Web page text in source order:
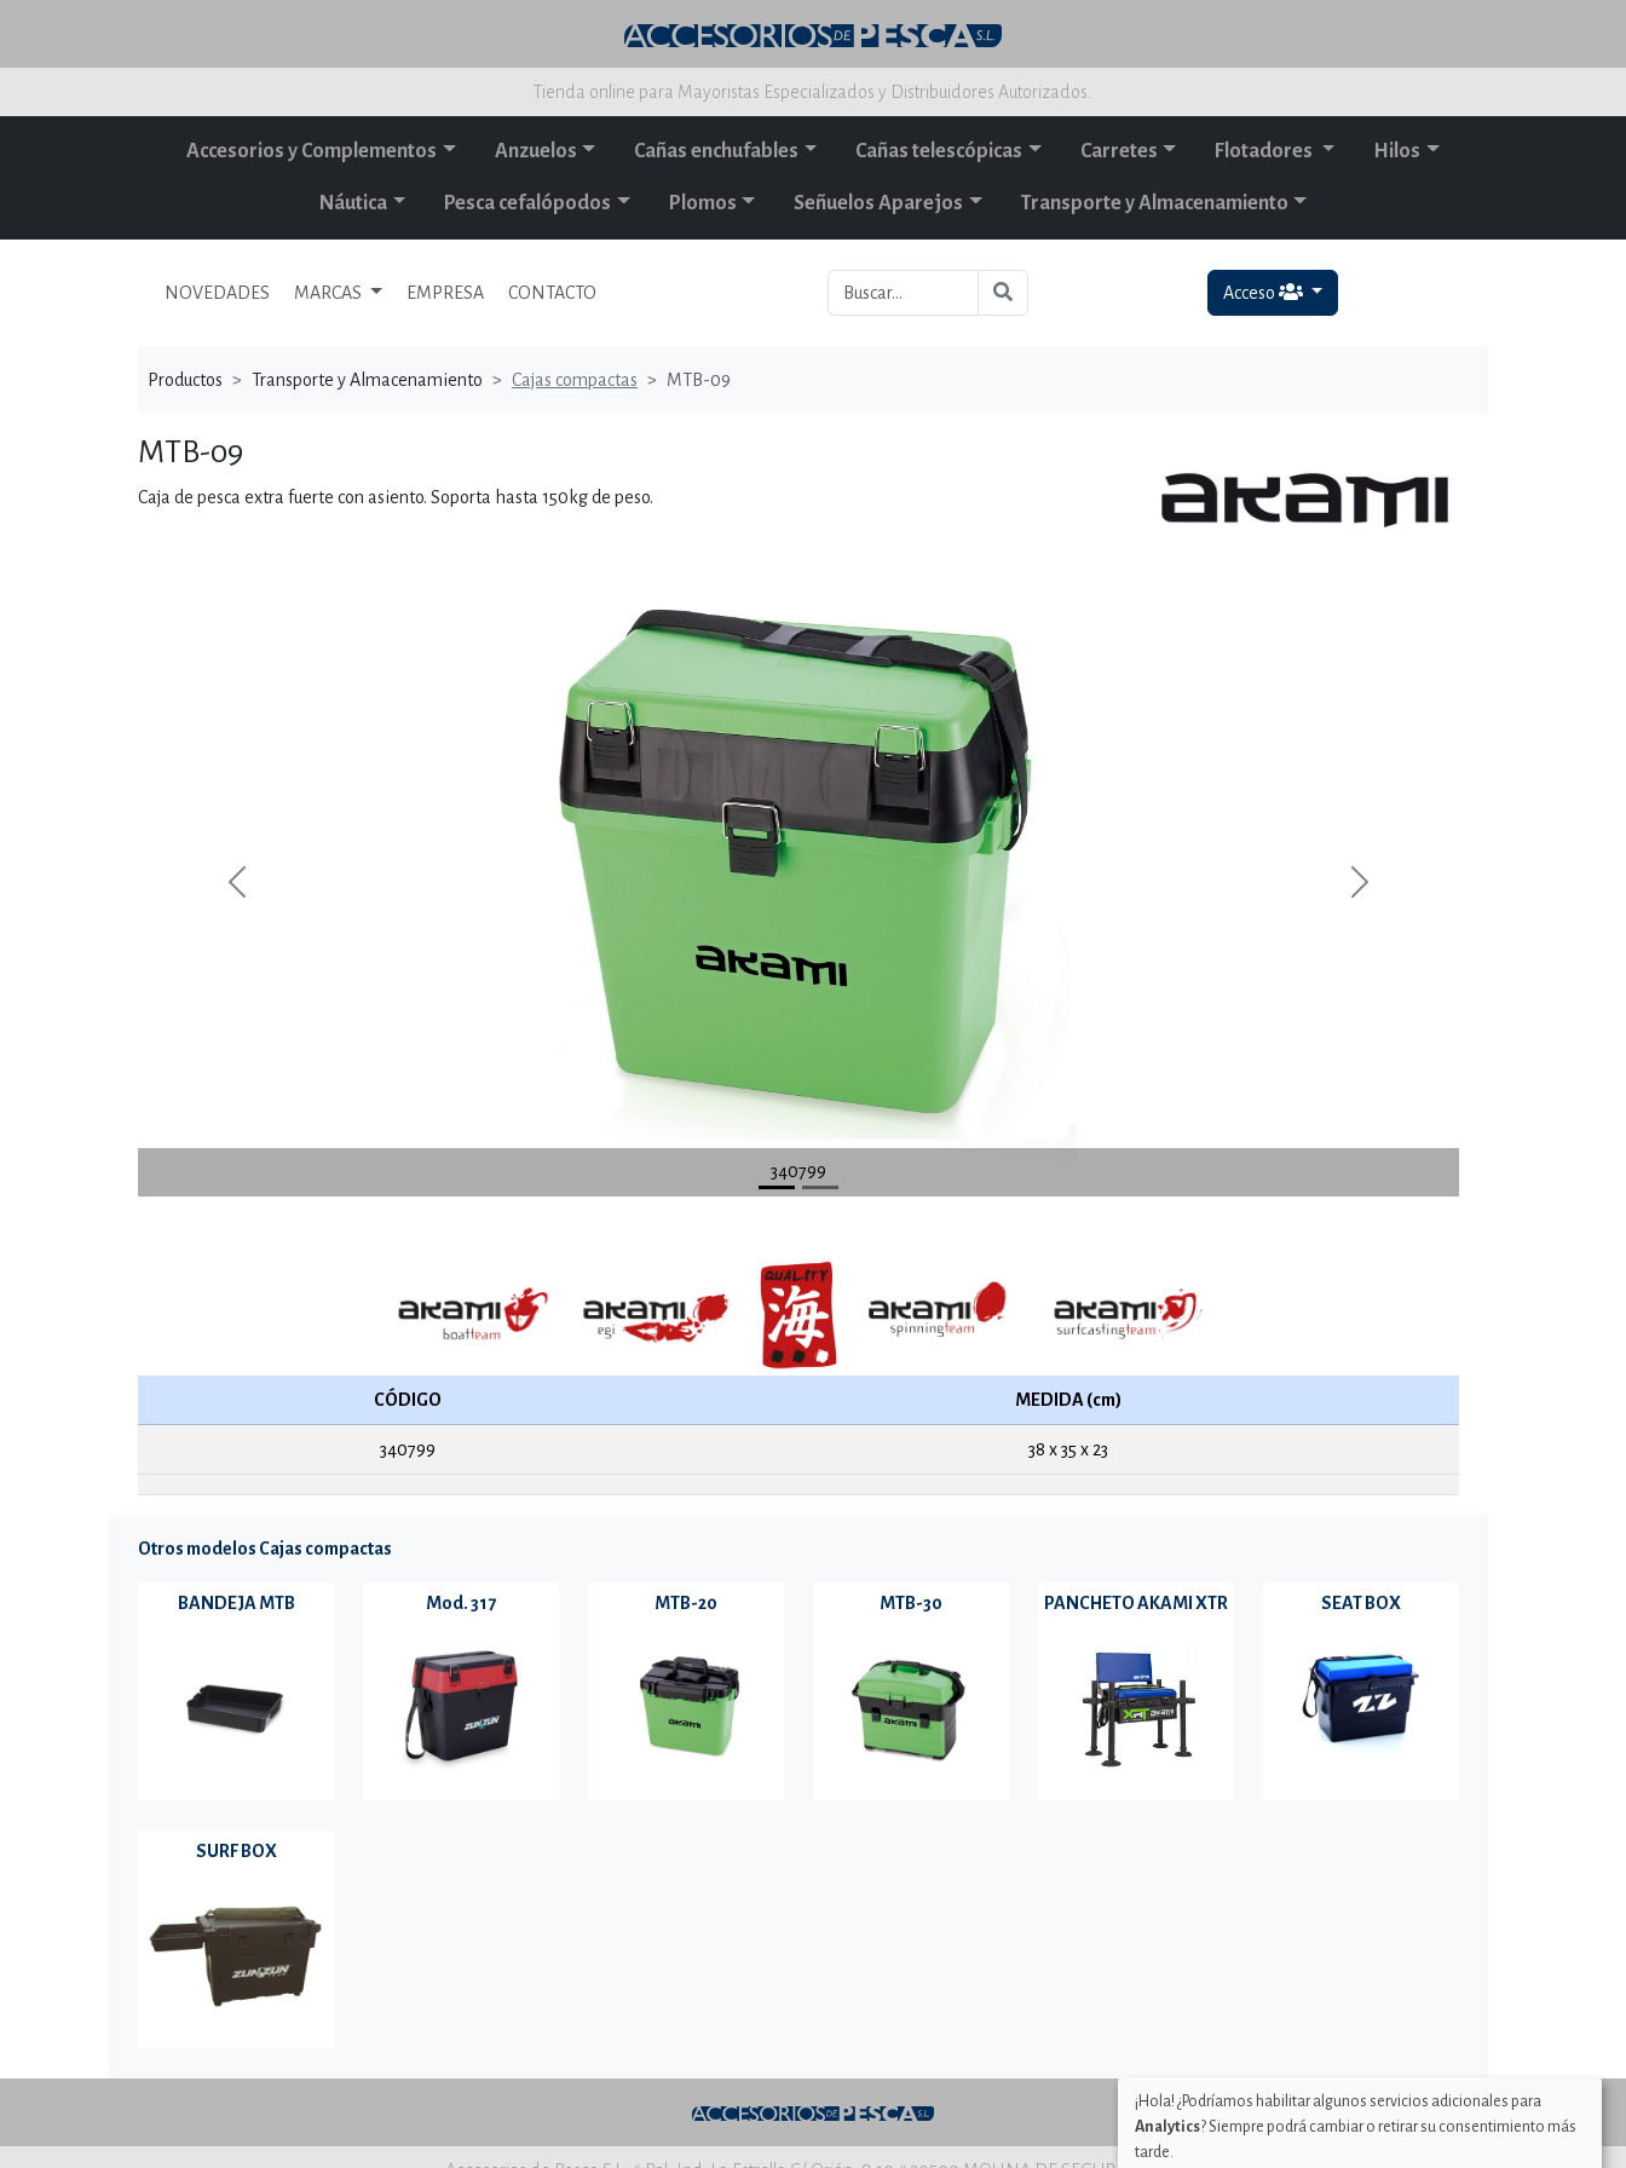
Tienda online para Mayoristas Especializados y Distribuidores Autorizados.
Accesorios y Complementos Anzuelos Cañas enchufables Cañas telescópicas Carretes Flotadores Hilos
Náutica Pesca cefalópodos Plomos Señuelos Aparejos Transporte y Almacenamiento
NOVEDADES MARCAS EMPRESA CONTACTO Acceso
Productos Transporte y Almacenamiento Cajas compactas MTB-09
MTB-09
Caja de pesca extra fuerte con asiento. Soporta hasta 150kg de peso.
340799
Previous Next
CÓDIGO MEDIDA (cm)
340799 38 x 35 x 23
Otros modelos Cajas compactas
BANDEJA MTB Mod. 317 MTB-20 MTB-30 PANCHETO AKAMI XTR SEAT BOX
SURF BOX
¡Hola! ¿Podríamos habilitar algunos servicios adicionales para
Analytics? Siempre podrá cambiar o retirar su consentimiento más
tarde.